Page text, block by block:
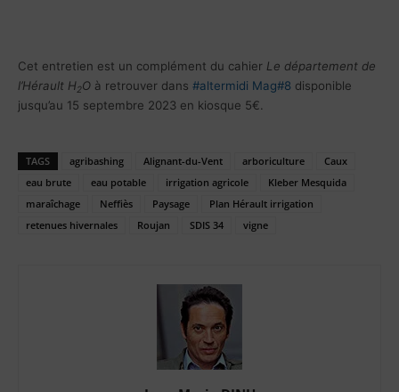
Cet entretien est un complément du cahier Le département de
l’Hérault H2O à retrouver dans #altermidi Mag#8 disponible
jusqu’au 15 septembre 2023 en kiosque 5€.
TAGS agribashing Alignant-du-Vent arboriculture
Caux
eau brute
eau potable irrigation agricole
Kleber Mesquida
maraîchage
Neffiès Paysage
Plan Hérault irrigation
retenues hivernales
Roujan SDIS 34 vigne